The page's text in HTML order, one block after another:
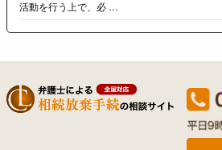
活動を行う上で、必 …